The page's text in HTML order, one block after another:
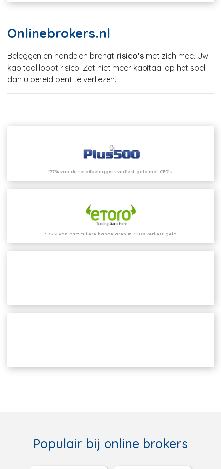
Onlinebrokers.nl
Beleggen en handelen brengt risico’s met zich mee. Uw
kapitaal loopt risico. Zet niet meer kapitaal op het spel
dan u bereid bent te verliezen.
*77% van de retailbeleggers verliest geld met CFD’s.
* 75% van particuliere handelaren in CFD's verliest geld
Populair bij online brokers